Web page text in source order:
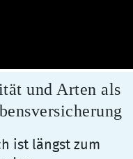
und Arten als
ist längst zum